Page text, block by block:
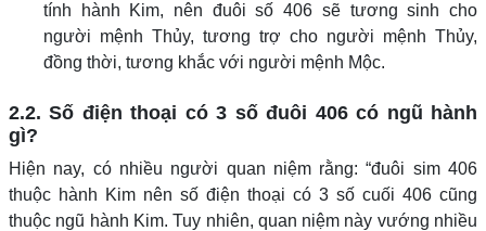
tính hành Kim, nên đuôi số 406 sẽ tương sinh cho
người mệnh Thủy, tương trợ cho người mệnh Thủy,
đồng thời, tương khắc với người mệnh Mộc.
2.2. Số điện thoại có 3 số đuôi 406 có ngũ hành
gì?
Hiện nay, có nhiều người quan niệm rằng: “đuôi sim 406
thuộc hành Kim nên số điện thoại có 3 số cuối 406 cũng
thuộc ngũ hành Kim. Tuy nhiên, quan niệm này vướng nhiều